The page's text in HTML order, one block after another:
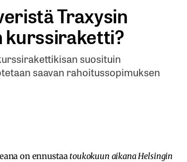
Traxysin
kurssiraketti?
suosituin
saavan rahoitussopimuksen
on ennustaa toukokuun aikana Helsingin